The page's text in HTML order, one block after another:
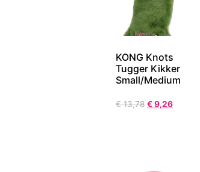
KONG Knots
Tugger Kikker
Small/Medium
€13,78 €9,26